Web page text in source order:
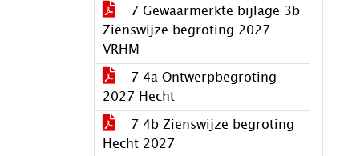
7 Gewaarmerkte bijlage 3b
Zienswijze begroting 2027
VRHM
7 4a Ontwerpbegroting
2027 Hecht
7 4b Zienswijze begroting
Hecht 2027